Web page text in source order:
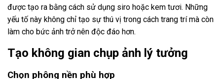
được tạo ra bằng cách sử dụng siro hoặc kem tươi. Những
yếu tố này không chỉ tạo sự thú vị trong cách trang trí mà còn
làm cho bức ảnh trở nên độc đáo hơn.
Tạo không gian chụp ảnh lý tưởng
Chọn phông nền phù hợp